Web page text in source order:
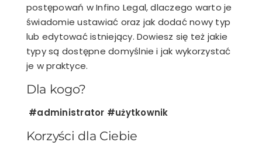
postępowań w Infino Legal, dlaczego warto je
świadomie ustawiać oraz jak dodać nowy typ
lub edytować istniejący. Dowiesz się też jakie
typy są dostępne domyślnie i jak wykorzystać
je w praktyce.
Dla kogo?
#administrator #użytkownik
Korzyści dla Ciebie